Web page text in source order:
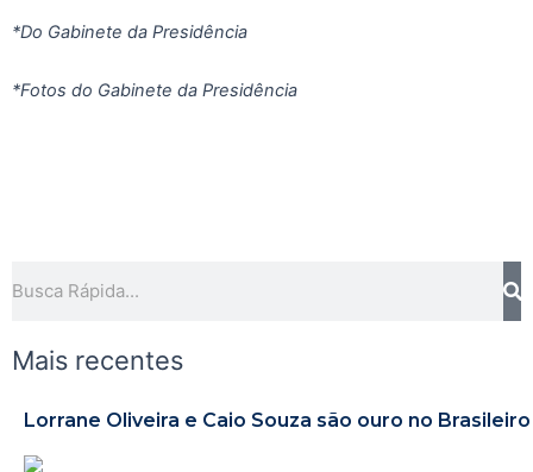
*Do Gabinete da Presidência
*Fotos do Gabinete da Presidência
Mais recentes
Lorrane Oliveira e Caio Souza são ouro no